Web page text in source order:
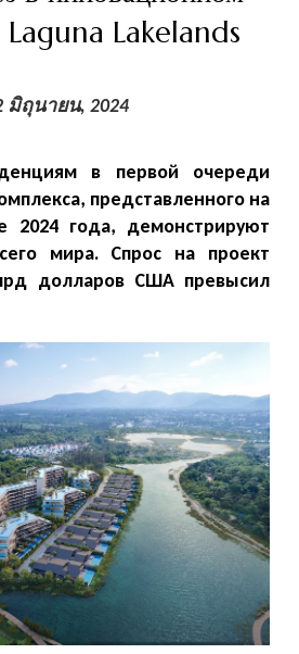
Laguna Lakelands
มิถุนายน, 2024
в первой очереди
представленного на
2024 года, демонстрируют
мира. Спрос на проект
долларов США превысил